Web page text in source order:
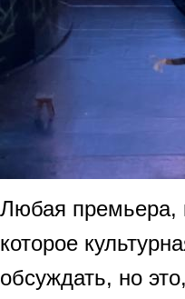
Любая премьера,
которое
обсуждать, но